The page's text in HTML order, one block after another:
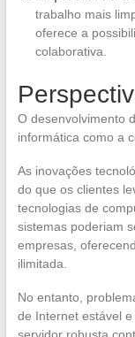
trabalho mais
oferece a
colaborativa.
O desenvolvimento
informática como a
As inovações
do que os clientes
tecnologias de
sistemas poderiam
empresas,
ilimitada.
No entanto,
de Internet estável